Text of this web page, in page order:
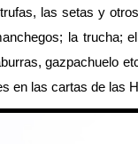
las setas y
la trucha;
gazpachuelo
en las cartas de las